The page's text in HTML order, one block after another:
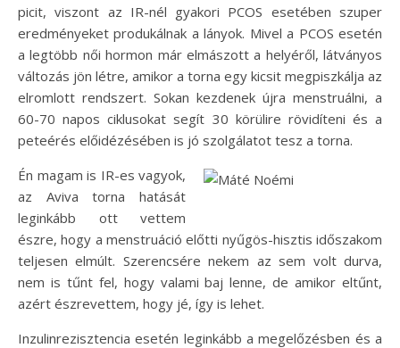
picit, viszont az IR-nél gyakori PCOS esetében szuper
eredményeket produkálnak a lányok. Mivel a PCOS esetén
a legtöbb női hormon már elmászott a helyéről, látványos
változás jön létre, amikor a torna egy kicsit megpiszkálja az
elromlott rendszert. Sokan kezdenek újra menstruálni, a
60-70 napos ciklusokat segít 30 körülire rövidíteni és a
peteérés előidézésében is jó szolgálatot tesz a torna.
Én magam is IR-es vagyok,
az Aviva torna hatását
leginkább ott vettem
észre, hogy a menstruáció előtti nyűgös-hisztis időszakom
teljesen elmúlt. Szerencsére nekem az sem volt durva,
nem is tűnt fel, hogy valami baj lenne, de amikor eltűnt,
azért észrevettem, hogy jé, így is lehet.
Inzulinrezisztencia esetén leginkább a megelőzésben és a